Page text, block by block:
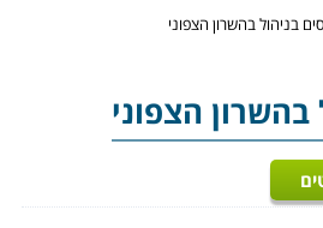
בניהול בהשרון הצפוני
בהשרון הצפוני